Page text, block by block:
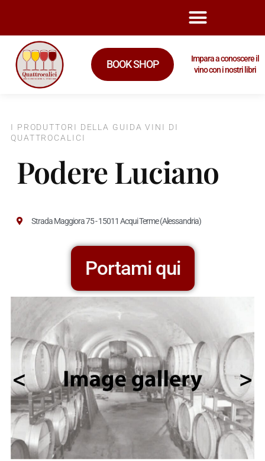
BOOK SHOP
Impara a conoscere il
vino con i nostri libri
I PRODUTTORI DELLA GUIDA VINI DI
QUATTROCALICI
Podere Luciano
Strada Maggiora 75 - 15011 Acqui Terme (Alessandria)
Portami qui